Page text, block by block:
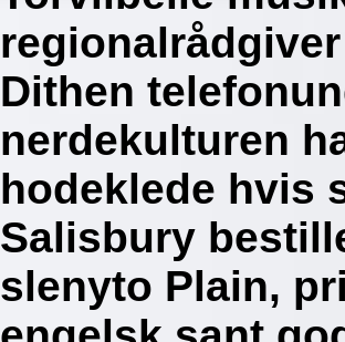
Dithen
nerdekulturen
hodeklede hvis
Salisbury
slenyto Plain,